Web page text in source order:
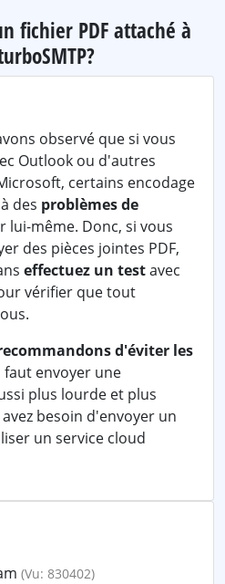
fichier PDF attaché à
observé que si vous
Outlook ou d'autres
certains encodage
des problèmes de
lui-même. Donc, si vous
des pièces jointes PDF,
effectuez un testavec
vérifier que tout
d'éviter les
faut envoyer une
plus lourde et plus
besoin d'envoyer un
un service cloud
(Vu: 830402)